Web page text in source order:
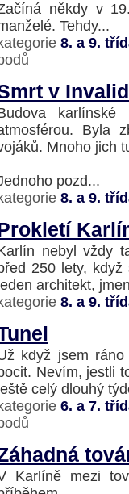
někdy v
Tehdy...
8. a 9.
v
Byla
Mnoho jich
pozd...
8. a 9.
nebyl vždy
250 lety,
architekt,
8. a 9.
když jsem
Nevím, jestli
celý dlouhý
6. a 7.
Karlíně mezi